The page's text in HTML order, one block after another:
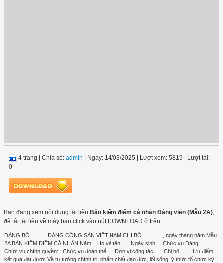
4 trang |Chia sẻ:admin | Ngày: 14/03/2025 | Lượt xem: 5819 | Lượt tải:
0
Bạn đang xem nội dung tài liệu Bản kiểm điểm cá nhân Đảng viên (Mẫu 2A),
để tải tài liệu về máy bạn click vào nút DOWNLOAD ở trên
ĐẢNG BỘ .......... ĐẢNG CỘNG SẢN VIỆT NAM CHI BỘ............. , ngày tháng năm Mẫu
2A BẢN KIỂM ĐIỂM CÁ NHÂN Năm .. Họ và tên: .... Ngày sinh: .. Chức vụ Đảng: ...
Chức vụ chính quyền: . Chức vụ đoàn thể: ... Đơn vị công tác: .... Chi bộ.. .. I. Ưu điểm,
kết quả đạt được Về tư tưởng chính trị; phẩm chất đạo đức, lối sống; ý thức tổ chức kỷ